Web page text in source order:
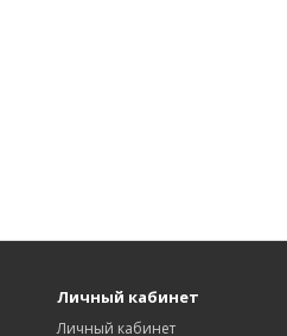
Личный кабинет
Личный кабинет